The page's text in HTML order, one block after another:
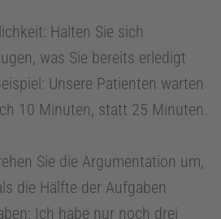
Halten Sie sich
was Sie bereits erledigt
Unsere Patienten warten
10 Minuten, statt 25 Minuten.
Sie die Argumentation um,
die Hälfte der Aufgaben
Ich habe nur noch drei